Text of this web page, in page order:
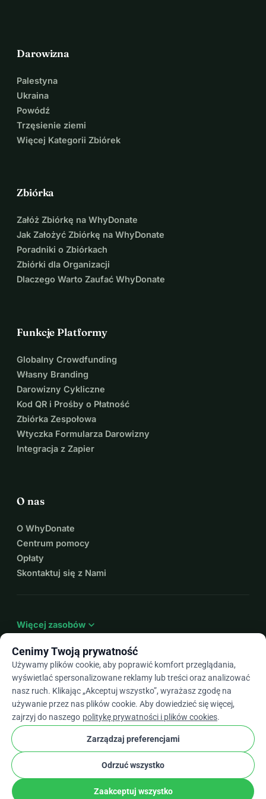
Darowizna
Palestyna
Ukraina
Powódź
Trzęsienie ziemi
Więcej Kategorii Zbiórek
Zbiórka
Załóż Zbiórkę na WhyDonate
Jak Założyć Zbiórkę na WhyDonate
Poradniki o Zbiórkach
Zbiórki dla Organizacji
Dlaczego Warto Zaufać WhyDonate
Funkcje Platformy
Globalny Crowdfunding
Własny Branding
Darowizny Cykliczne
Kod QR i Prośby o Płatność
Zbiórka Zespołowa
Wtyczka Formularza Darowizny
Integracja z Zapier
O nas
O WhyDonate
Centrum pomocy
Opłaty
Skontaktuj się z Nami
Więcej zasobów expand_more
Plarrow_drop_down
★★★★★4,9 / 5 na podstawie ponad 500 opinii
WhyDonate
Prywatność i pliki cookie
Regulamin
Ustawienia Plików Cookie
Stworzone w Europie stripe checkZweryfikowany Partner
Cenimy Twoją prywatność
Używamy plików cookie, aby poprawić komfort przeglądania,
wyświetlać spersonalizowane reklamy lub treści oraz analizować
nasz ruch. Klikając „Akceptuj wszystko”, wyrażasz zgodę na
używanie przez nas plików cookie. Aby dowiedzieć się więcej,
zajrzyj do naszego politykę prywatności i plików cookies.
Zarządzaj preferencjami
Odrzuć wszystko
Zaakceptuj wszystko